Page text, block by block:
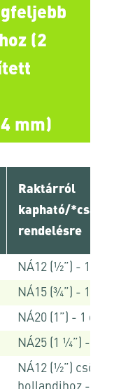
(2
mm)
Raktárról
kapható/*csak
rendelésre
NÁ12 (½”) - 1 db
NÁ15 (¾”) - 1 db
NÁ20 (1”) - 1 db
NÁ25 (1 ¼”) - 1 db
NÁ12 (½”) csőre ¾”